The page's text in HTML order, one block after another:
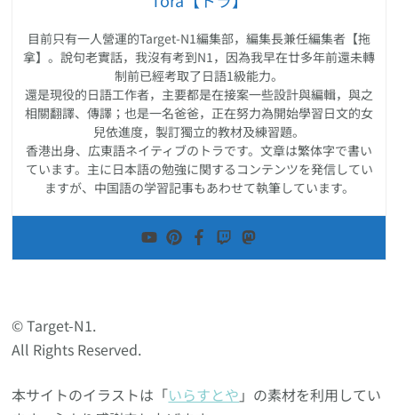
目前只有一人營運的Target-N1編集部，編集長兼任編集者【拖
拿】。說句老實話，我沒有考到N1，因為我早在廿多年前還未轉
制前已經考取了日語1級能力。
還是現役的日語工作者，主要都是在接案一些設計與編輯，與之
相關翻譯、傳譯；也是一名爸爸，正在努力為開始學習日文的女
兒依進度，製訂獨立的教材及練習題。
香港出身、広東語ネイティブのトラです。文章は繁体字で書い
ています。主に日本語の勉強に関するコンテンツを発信してい
ますが、中国語の学習記事もあわせて執筆しています。
© Target-N1.
All Rights Reserved.
本サイトのイラストは「いらすとや 」の素材を利用してい